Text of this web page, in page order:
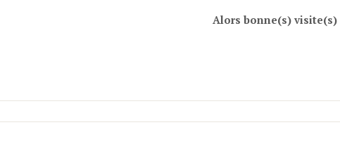
Alors bonne(s) visite(s)